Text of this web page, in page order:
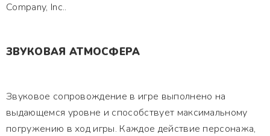
Company, Inc..
ЗВУКОВАЯ АТМОСФЕРА
Звуковое сопровождение в игре выполнено на
выдающемся уровне и способствует максимальному
погружению в ход игры. Каждое действие персонажа,